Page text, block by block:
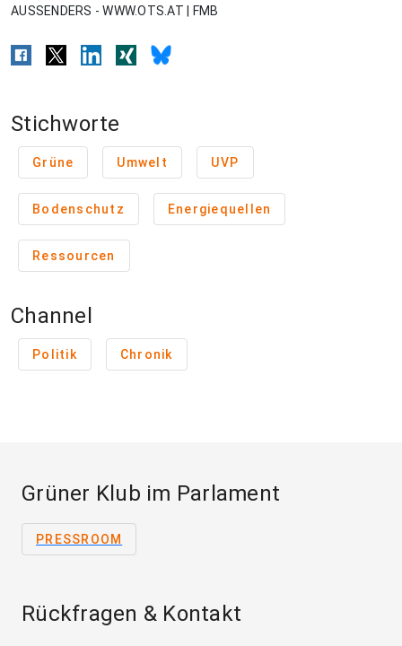
AUSSENDERS - WWW.OTS.AT | FMB
Stichworte
Grüne Umwelt UVP
Bodenschutz Energiequellen
Ressourcen
Channel
Politik Chronik
Grüner Klub im Parlament
PRESSROOM
Rückfragen & Kontakt